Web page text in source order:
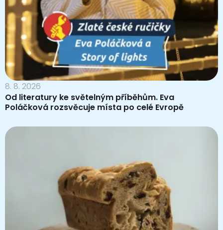
8. 8. 2026
Od literatury ke světelným příběhům. Eva
Poláčková rozsvěcuje místa po celé Evropě